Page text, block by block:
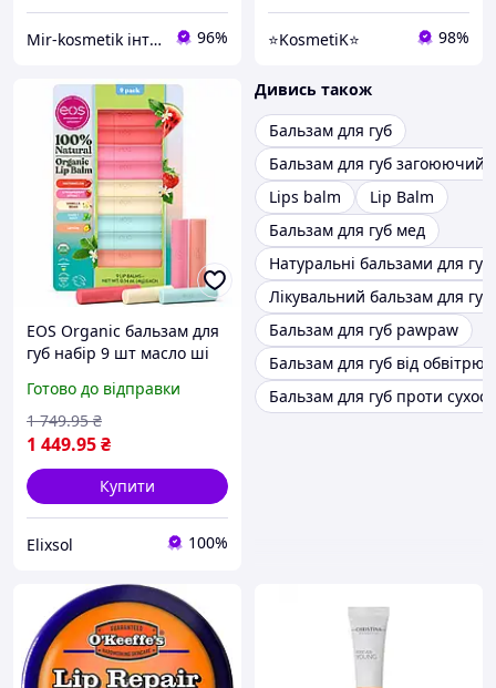
Mir-kosmetik інтернет-магазин оптових продажів 96% ⭐KosmetiK⭐ 98%
EOS Organic бальзам для
губ набір 9 шт масло ші
Готово до відправки
1 449.95₴
1 749.95 ₴
Купити
Elixsol 100%
Дивись також
Бальзам для губ
Бальзам для губ загоюючий
Lips balm
Lip Balm
Бальзам для губ мед
Натуральні бальзами для губ
Лікувальний бальзам для губ
Бальзам для губ pawpaw
Бальзам для губ від
Бальзам для губ проти